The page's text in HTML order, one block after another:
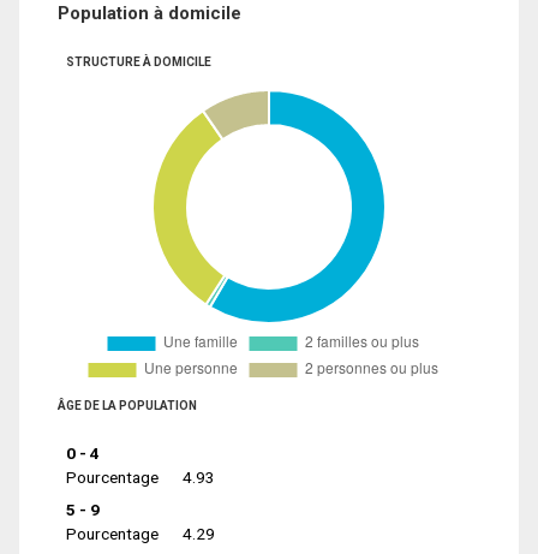
Population à domicile
STRUCTURE À DOMICILE
ÂGE DE LA POPULATION
0 - 4
Pourcentage
4.93
5 - 9
Pourcentage
4.29